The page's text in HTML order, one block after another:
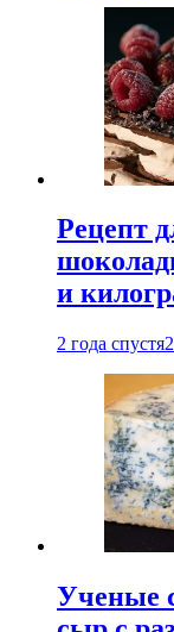
Рецепт
и
2 года спустя
Ученые